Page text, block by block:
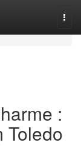
:
Toledo